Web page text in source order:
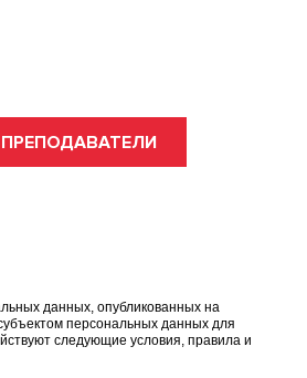
данных, опубликованных на
персональных данных для
следующие условия, правила и